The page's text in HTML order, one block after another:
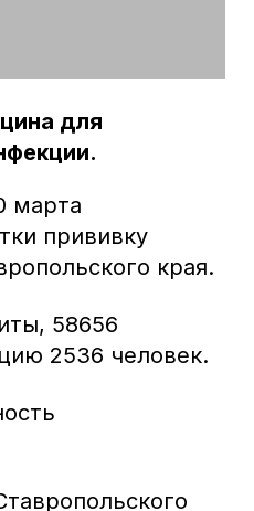
для
марта
прививку
края.
58656
2536 человек.